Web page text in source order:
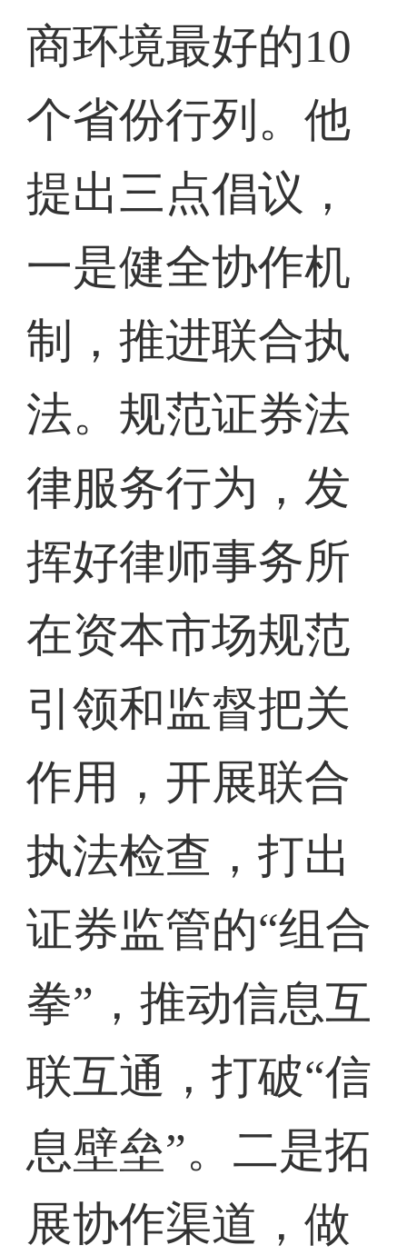
商环境最好的10
个省份行列。他
提出三点倡议，
一是健全协作机
制，推进联合执
法。规范证券法
律服务行为，发
挥好律师事务所
在资本市场规范
引领和监督把关
作用，开展联合
执法检查，打出
证券监管的“组合
拳”，推动信息互
联互通，打破“信
息壁垒”。二是拓
展协作渠道，做